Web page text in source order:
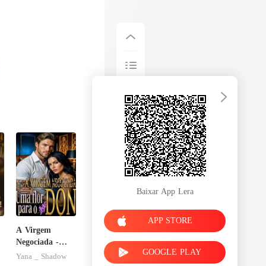
A Virgem
Negociada -
Uma flor para
Yana _ Shadow
Baixar App Lera
APP STORE
GOOGLE PLAY